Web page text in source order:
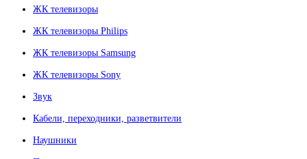
ЖК телевизоры
ЖК телевизоры Philips
ЖК телевизоры Samsung
ЖК телевизоры Sony
Звук
Кабели, переходники, разветвители
Наушники